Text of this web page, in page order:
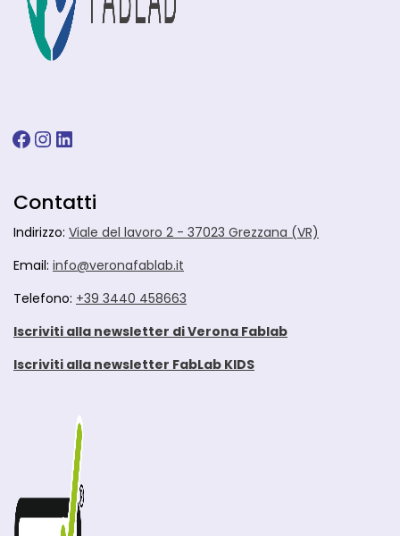
Facebook
Instagram
LinkedIn
Contatti
Indirizzo: Viale del lavoro 2 - 37023 Grezzana (VR)
Email: info@veronafablab.it
Telefono: +39 3440 458663
Iscriviti alla newsletter di Verona Fablab
Iscriviti alla newsletter FabLab KIDS